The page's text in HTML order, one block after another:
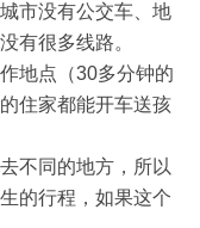
市没有公交车、地
有很多线路。
地点（30多分钟的
住家都能开车送孩
不同的地方，所以
的行程，如果这个